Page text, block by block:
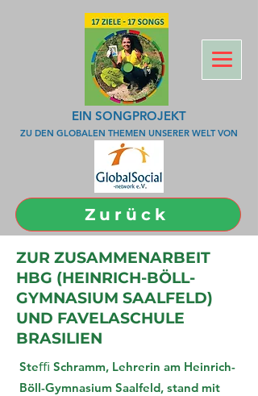
EIN SONGPROJEKT
ZU DEN GLOBALEN THEMEN UNSERER WELT VON
Zurück
ZUR ZUSAMMENARBEIT
HBG (HEINRICH-BÖLL-
GYMNASIUM SAALFELD)
UND FAVELASCHULE
BRASILIEN
Steﬃ Schramm, Lehrerin am Heinrich-
Böll-Gymnasium Saalfeld, stand mit